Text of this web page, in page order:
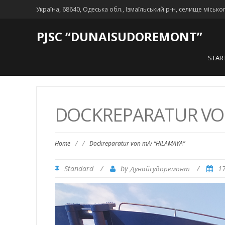
Україна, 68640, Одеська обл., Ізмаїльський р-н, селище
PJSC “DUNAISUDOREMONT”
DOCKREPARATUR
Home / / Dockreparatur von m/v “HILAMAYA”
Standard / byДунайсудоремонт /